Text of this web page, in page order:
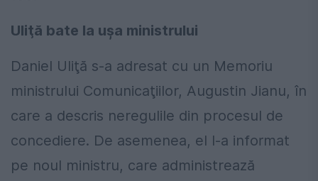
Uliţă bate la uşa ministrului
Daniel Uliţă s-a adresat cu un Memoriu
ministrului Comunicaţiilor, Augustin Jianu, în
care a descris neregulile din procesul de
concediere. De asemenea, el l-a informat
pe noul ministru, care administrează